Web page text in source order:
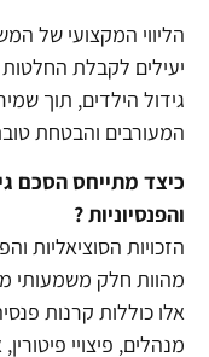
הליווי המקצועי של
יעילים לקבלת
גידול הילדים, תוך
המעורבים והבטחת
כיצד מתייחס הסכם
והפנסיוניות ?
הזכויות הסוציאליות
מהוות חלק משמעותי
אלו כוללות קרנות
מנהלים, פיצויי